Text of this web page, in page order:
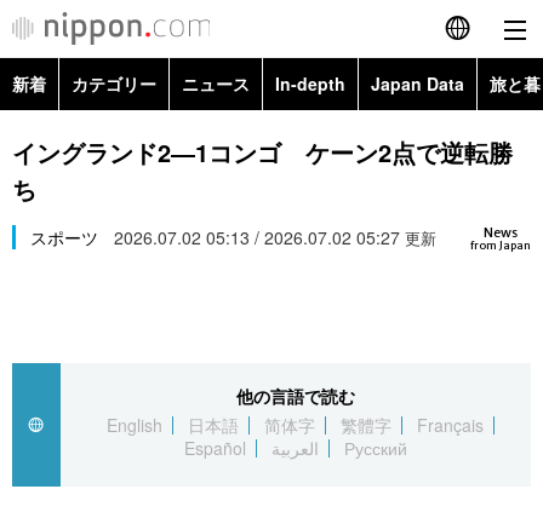
English
简体字
Русский
カテゴリー
経済・ビジネス
国際
トップ
アーカイブ
In-depth
Japan Data
新着 カテゴリー ニュース In-depth Japan Data 旅と
政治・外交
経済・ビジネス
Topics
イングランド2―1コンゴ ケーン2点で逆転勝
ち
News
from Japan
スポーツ 2026.07.02 05:13 / 2026.07.02 05:27 更新
他の言語で読む
English
日本語 简体字 繁體字
Français
Español
العربية Русский